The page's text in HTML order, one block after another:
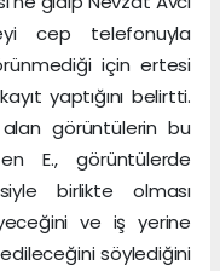
cep telefonuyla
için ertesi
yaptığını belirtti.
görüntülerin bu
E., görüntülerde
birlikte olması
ve iş yerine
edileceğini söylediğini